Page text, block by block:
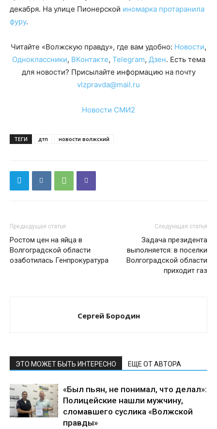
декабря. На улице Пионерской иномарка протаранила
фуру.
Читайте «Волжскую правду», где вам удобно: Новости,
Одноклассники, ВКонтакте, Telegram, Дзен. Есть тема
для новости? Присылайте информацию на почту
vlzpravda@mail.ru
Новости СМИ2
ТЕГИ дтп новости волжский
Предыдущая статья
Ростом цен на яйца в
Волгоградской области
озаботилась Генпрокуратура
Следующая статья
Задача президента
выполняется: в поселки
Волгоградской области
приходит газ
Сергей Бородин
ЭТО МОЖЕТ БЫТЬ ИНТЕРЕСНО ЕЩЕ ОТ АВТОРА
«Был пьян, не понимал, что делал»:
Полицейские нашли мужчину,
сломавшего суслика «Волжской
правды»